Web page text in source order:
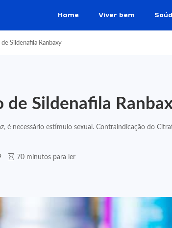
Home Viver bem
Sildenafila Ranbaxy
de Sildenafila
é necessário estímulo sexual. Contraindicação do
70 minutos para ler